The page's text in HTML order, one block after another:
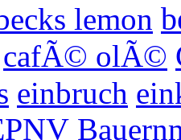
lemon
cafÃ© olÃ©
einbruch